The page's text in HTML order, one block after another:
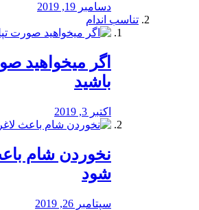
دسامبر 19, 2019
تناسب اندام
اگر میخواهید
باشید
اکتبر 3, 2019
نخوردن شام
‌شود
سپتامبر 26, 2019